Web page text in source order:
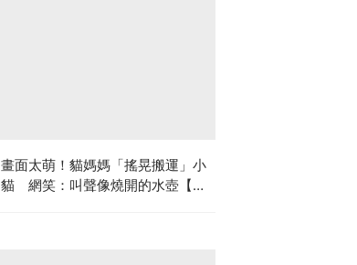
畫面太萌！貓媽媽「搖晃搬運」小
貓 網笑：叫聲像燒開的水壺【有